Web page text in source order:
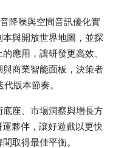
降噪與空間音訊優化實
與開放世界地圖，並探
應用，讓研發更高效、
商業智能面板，決策者
版本節奏。
座、市場洞察與增長方
夥伴，讓好遊戲以更快
取得最佳平衡。